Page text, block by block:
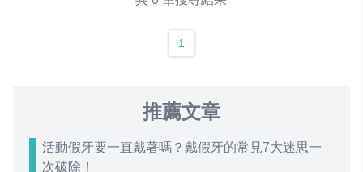
1
推薦文章
活動假牙要一直戴著嗎？戴假牙的常見7大迷思一
次破除！